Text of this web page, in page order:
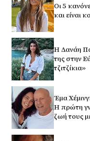
Οι 5
και είναι
Η Δανάη
της στην
τζιτζίκια»
Έμα
Η πρώτη
ζωή τους